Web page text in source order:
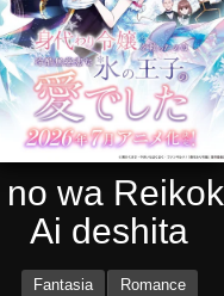
wa
Ai deshita
Fantasia Romance